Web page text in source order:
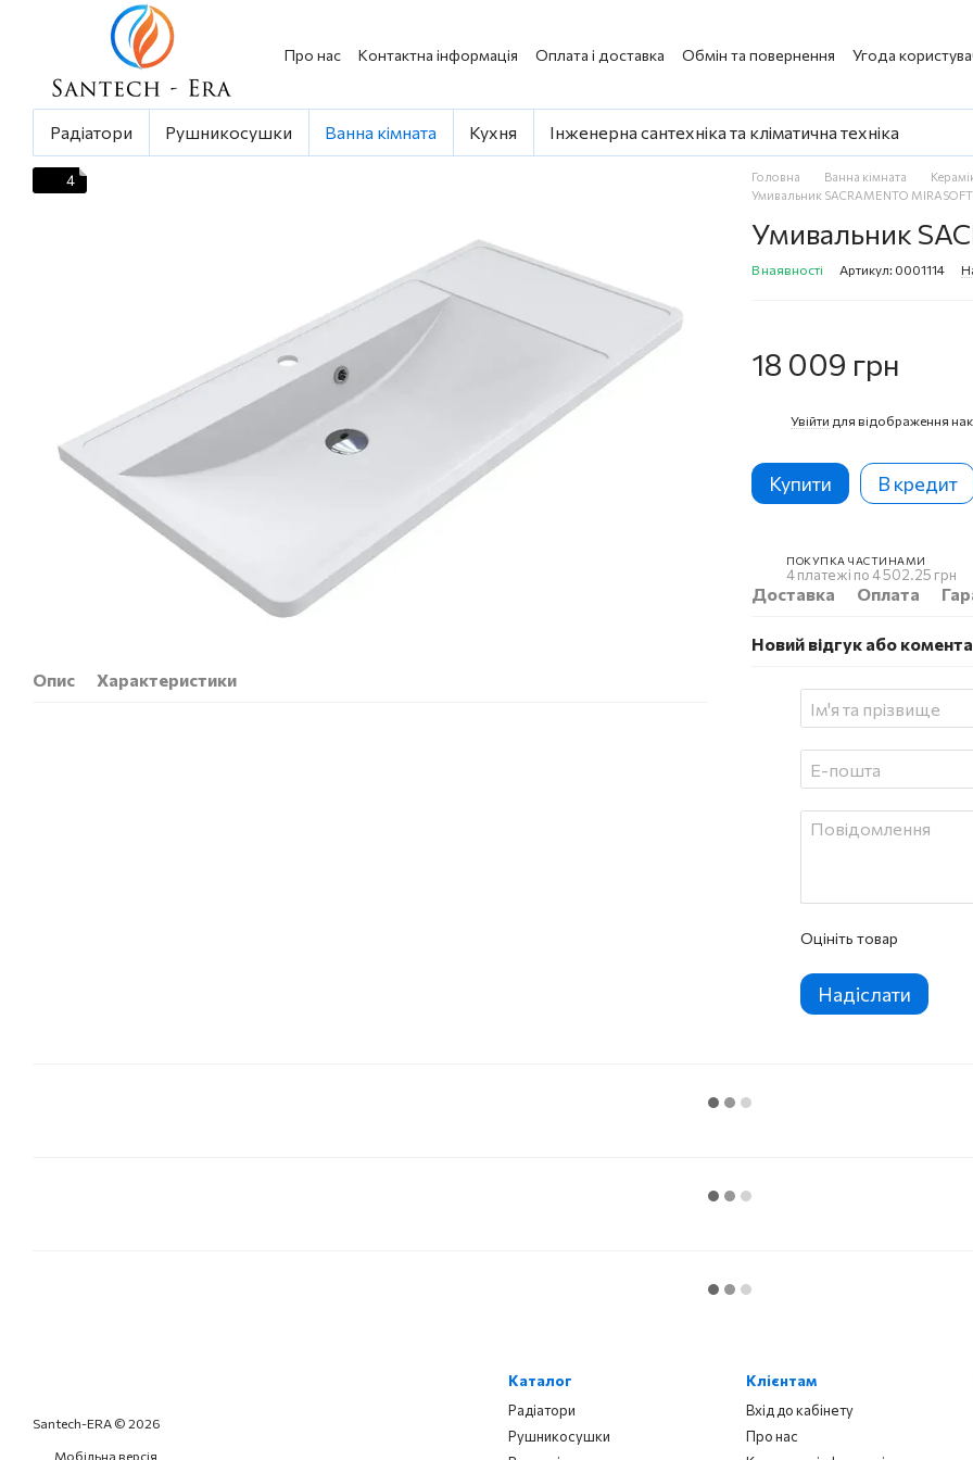
Перейти до основного контенту
Про нас Контактна інформація Оплата і доставка Обмін та повернення Угода
Радіатори Рушникосушки Ванна кімната Кухня Інженерна сантехніка та кліматична техніка
4
Опис Характеристики
Головна Ванна кімната
Умивальник SACRAMENTO
Умивальник
В наявності Артикул: 0001114
18 009 грн
Увійти для відображення
Купити В кредит
ПОКУПКА ЧАСТИНАМИ
4 платежі по 4 502.25 грн
Доставка Оплата
Новий відгук або
Оцініть товар
Надіслати
Santech-ERA © 2026
Мобільна версія
Каталог
Радіатори
Рушникосушки
Клієнтам
Вхід до кабінету
Про нас